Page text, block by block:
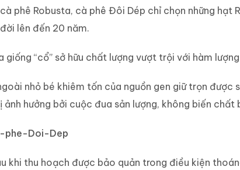
phê Robusta, cà phê Đôi Dép chỉ chọn những hạt
lên đến 20 năm.
giống “cổ” sở hữu chất lượng vượt trội với hàm
nhỏ bé khiêm tốn của nguồn gen giữ trọn
ảnh hưởng bởi cuộc đua sản lượng, không biến chất
khi thu hoạch được bảo quản trong điều kiện